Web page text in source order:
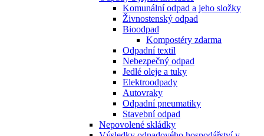
Komunální odpad a jeho složky
Živnostenský odpad
Bioodpad
Kompostéry zdarma
Odpadní textil
Nebezpečný odpad
Jedlé oleje a tuky
Elektroodpady
Autovraky
Odpadní pneumatiky
Stavební odpad
Nepovolené skládky